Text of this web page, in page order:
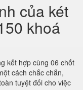
của két
khoá
kết hợp cùng 06 chốt
cách chắc chắn,
tuyệt đối cho việc